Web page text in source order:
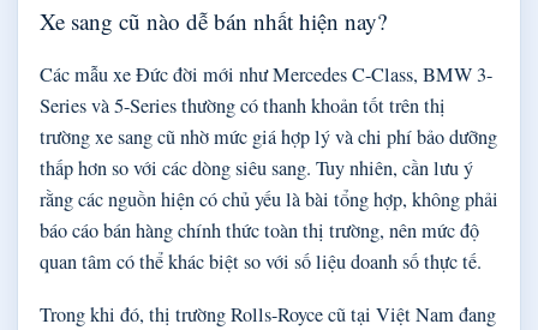
Xe sang cũ nào dễ bán nhất hiện nay?
Các mẫu xe Đức đời mới như Mercedes C-Class, BMW 3-
Series và 5-Series thường có thanh khoản tốt trên thị
trường xe sang cũ nhờ mức giá hợp lý và chi phí bảo dưỡng
thấp hơn so với các dòng siêu sang. Tuy nhiên, cần lưu ý
rằng các nguồn hiện có chủ yếu là bài tổng hợp, không phải
báo cáo bán hàng chính thức toàn thị trường, nên mức độ
quan tâm có thể khác biệt so với số liệu doanh số thực tế.
Trong khi đó, thị trường Rolls-Royce cũ tại Việt Nam đang